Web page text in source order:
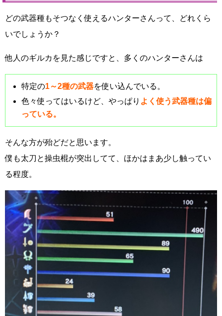
どの武器種もそつなく使えるハンターさんって、どれくら
いでしょうか？
他人のギルカを見た感じですと、多くのハンターさんは
特定の1～2種の武器を使い込んでいる。
色々使ってはいるけど、やっぱり よく使う武器種は偏
っている。
そんな方が殆どだと思います。
僕も太刀と操虫棍が突出してて、ほかはまあ少し触ってい
る程度。